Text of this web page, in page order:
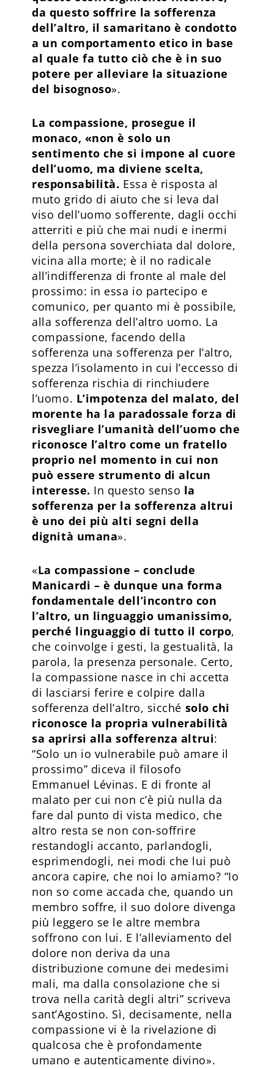
da questo soffrire la sofferenza
dell’altro, il samaritano è condotto
a un comportamento etico in base
al quale fa tutto ciò che è in suo
potere per alleviare la situazione
del bisognoso».
La compassione, prosegue il
monaco, «non è solo un
sentimento che si impone al cuore
dell’uomo, ma diviene scelta,
responsabilità. Essa è risposta al
muto grido di aiuto che si leva dal
viso dell’uomo sofferente, dagli occhi
atterriti e più che mai nudi e inermi
della persona soverchiata dal dolore,
vicina alla morte; è il no radicale
all’indifferenza di fronte al male del
prossimo: in essa io partecipo e
comunico, per quanto mi è possibile,
alla sofferenza dell’altro uomo. La
compassione, facendo della
sofferenza una sofferenza per l’altro,
spezza l’isolamento in cui l’eccesso di
sofferenza rischia di rinchiudere
l’uomo. L’impotenza del malato, del
morente ha la paradossale forza di
risvegliare l’umanità dell’uomo che
riconosce l’altro come un fratello
proprio nel momento in cui non
può essere strumento di alcun
interesse. In questo senso la
sofferenza per la sofferenza altrui
è uno dei più alti segni della
dignità umana».
«La compassione – conclude
Manicardi – è dunque una forma
fondamentale dell’incontro con
l’altro, un linguaggio umanissimo,
perché linguaggio di tutto il corpo,
che coinvolge i gesti, la gestualità, la
parola, la presenza personale. Certo,
la compassione nasce in chi accetta
di lasciarsi ferire e colpire dalla
sofferenza dell’altro, sicché solo chi
riconosce la propria vulnerabilità
sa aprirsi alla sofferenza altrui:
“Solo un io vulnerabile può amare il
prossimo” diceva il filosofo
Emmanuel Lévinas. E di fronte al
malato per cui non c’è più nulla da
fare dal punto di vista medico, che
altro resta se non con-soffrire
restandogli accanto, parlandogli,
esprimendogli, nei modi che lui può
ancora capire, che noi lo amiamo? “Io
non so come accada che, quando un
membro soffre, il suo dolore divenga
più leggero se le altre membra
soffrono con lui. E l’alleviamento del
dolore non deriva da una
distribuzione comune dei medesimi
mali, ma dalla consolazione che si
trova nella carità degli altri” scriveva
sant’Agostino. Sì, decisamente, nella
compassione vi è la rivelazione di
qualcosa che è profondamente
umano e autenticamente divino».